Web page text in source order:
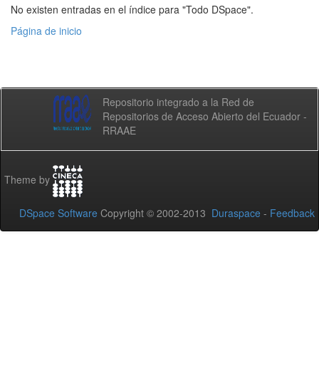
No existen entradas en el índice para "Todo DSpace".
Página de inicio
Repositorio integrado a la Red de
Repositorios de Acceso Abierto del Ecuador -
RRAAE
Theme by
DSpace Software Copyright © 2002-2013 Duraspace - Feedback